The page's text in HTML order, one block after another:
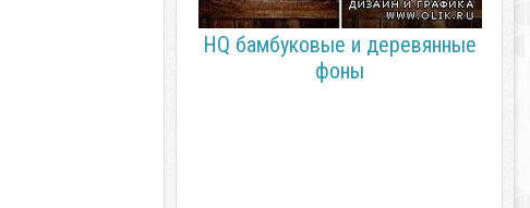
HQ бамбуковые и деревянные
фоны